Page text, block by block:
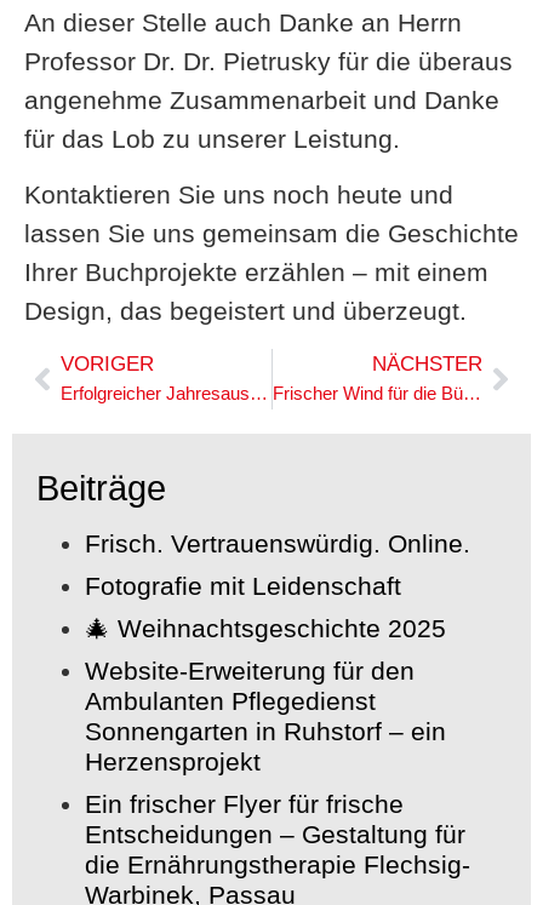
An dieser Stelle auch Danke an Herrn
Professor Dr. Dr. Pietrusky für die überaus
angenehme Zusammenarbeit und Danke
für das Lob zu unserer Leistung.
Kontaktieren Sie uns noch heute und
lassen Sie uns gemeinsam die Geschichte
Ihrer Buchprojekte erzählen – mit einem
Design, das begeistert und überzeugt.
VORIGER
Erfolgreicher Jahresausflug der Unternehmerfrauen nach Regensburg!
NÄCHSTER
Frischer Wind für die Bürgerstiftung Pocking!
Beiträge
Frisch. Vertrauenswürdig. Online.
Fotografie mit Leidenschaft
🎄 Weihnachtsgeschichte 2025
Website-Erweiterung für den
Ambulanten Pflegedienst
Sonnengarten in Ruhstorf – ein
Herzensprojekt
Ein frischer Flyer für frische
Entscheidungen – Gestaltung für
die Ernährungstherapie Flechsig-
Warbinek, Passau